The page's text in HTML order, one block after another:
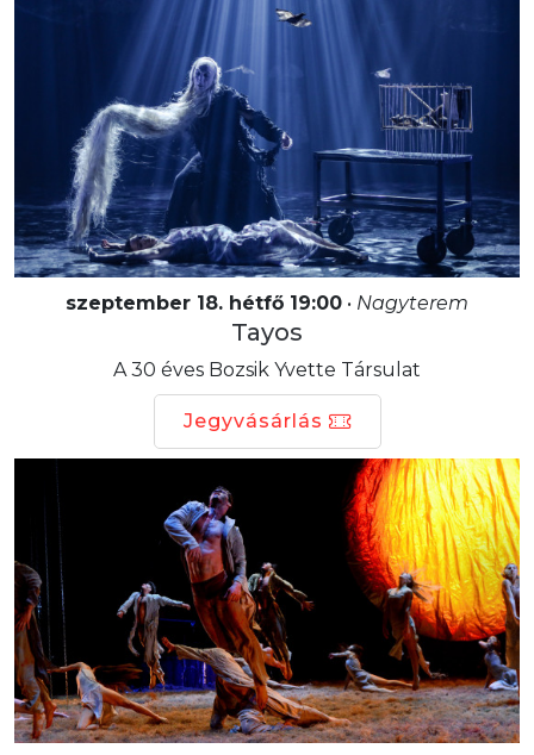
szeptember 18. hétfő 19:00 • Nagyterem
Tayos
A 30 éves Bozsik Yvette Társulat
Jegyvásárlás